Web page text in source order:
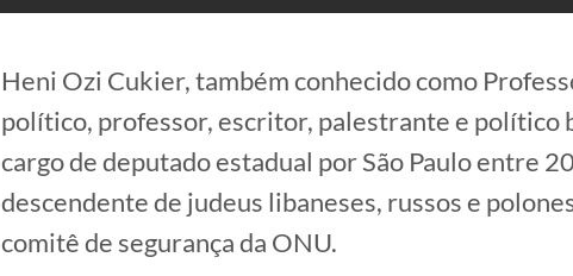
Heni Ozi Cukier, também conhecido como
político, professor, escritor, palestrante e político
cargo de deputado estadual por São Paulo entre
descendente de judeus libaneses, russos e
comitê de segurança da ONU.